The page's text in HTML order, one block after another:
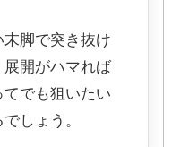
脚で突き抜け
展開がハマれば
でも狙いたい
しょう。